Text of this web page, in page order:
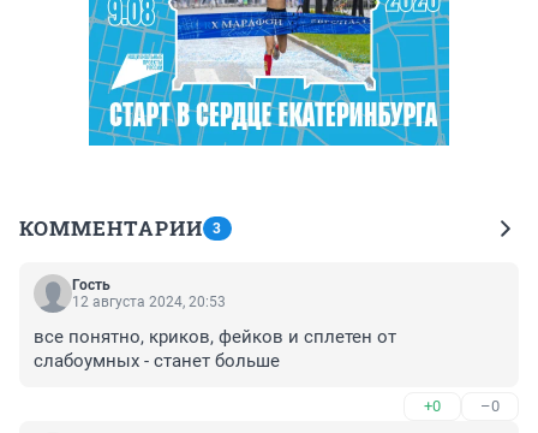
КОММЕНТАРИИ 3
Гость
12 августа 2024, 20:53
все понятно, криков, фейков и сплетен от
слабоумных - станет больше
+0 –0